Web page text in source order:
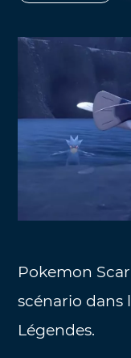
Pokemon
scénario dans
Légendes.